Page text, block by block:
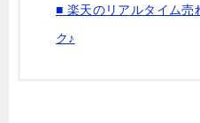
■ 楽天のリアルタイム売
ク♪